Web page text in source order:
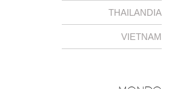
THAILANDIA
VIETNAM